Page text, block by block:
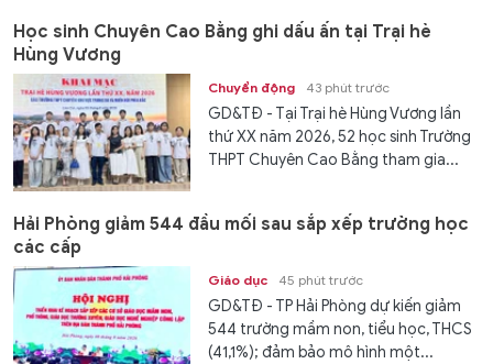
Học sinh Chuyên Cao Bằng ghi dấu ấn tại Trại hè
Hùng Vương
Chuyển động 43 phút trước
GD&TĐ - Tại Trại hè Hùng Vương lần
thứ XX năm 2026, 52 học sinh Trường
THPT Chuyên Cao Bằng tham gia...
Hải Phòng giảm 544 đầu mối sau sắp xếp trường học
các cấp
Giáo dục 45 phút trước
GD&TĐ - TP Hải Phòng dự kiến giảm
544 trường mầm non, tiểu học, THCS
(41,1%); đảm bảo mô hình một...